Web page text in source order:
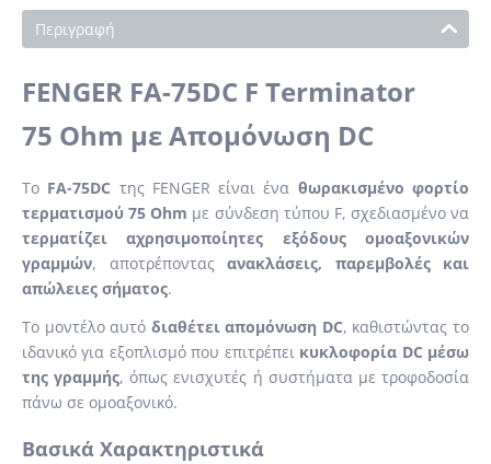
Περιγραφή
FENGER FA-75DC F Terminator
75 Ohm με Απομόνωση DC
Το FA-75DC της FENGER είναι ένα θωρακισμένο φορτίο
τερματισμού 75 Ohm με σύνδεση τύπου F, σχεδιασμένο να
τερματίζει αχρησιμοποίητες εξόδους ομοαξονικών
γραμμών, αποτρέποντας ανακλάσεις, παρεμβολές και
απώλειες σήματος.
Το μοντέλο αυτό διαθέτει απομόνωση DC, καθιστώντας το
ιδανικό για εξοπλισμό που επιτρέπει κυκλοφορία DC μέσω
της γραμμής, όπως ενισχυτές ή συστήματα με τροφοδοσία
πάνω σε ομοαξονικό.
Βασικά Χαρακτηριστικά